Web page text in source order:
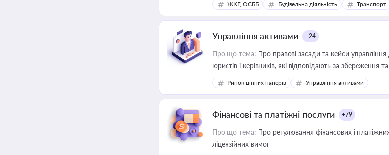
ЖКГ, ОСББ Будівельна діяльність Транспорт
Управління активами +24
Про що тема: Про правові засади та кейси
юристів і керівників, які відповідають за
Ринок цінних паперів Управління активами
Фінансові та платіжні послуги +79
Про що тема: Про регулювання фінансових і платіжних послуг, управління коштами, приймання
ліцензійних вимог